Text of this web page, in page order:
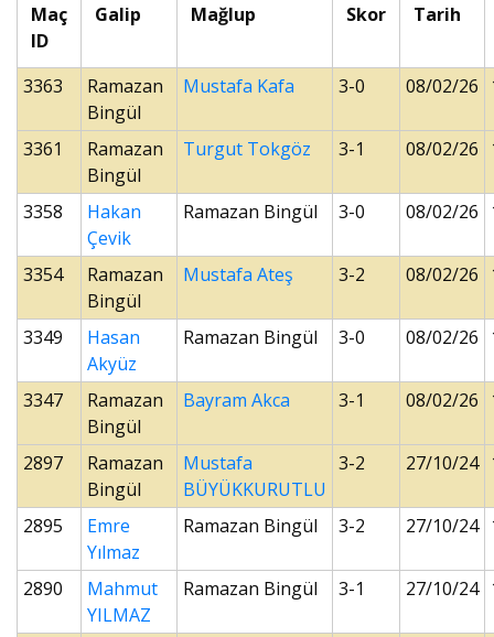
Maç
ID
Galip Mağlup Skor Tarih
3363
Ramazan
Bingül
Mustafa Kafa 3-0 08/02/26
3361
Ramazan
Bingül
Turgut Tokgöz 3-1 08/02/26
3358
Hakan
Çevik
Ramazan Bingül 3-0 08/02/26
3354
Ramazan
Bingül
Mustafa Ateş 3-2 08/02/26
3349
Hasan
Akyüz
Ramazan Bingül 3-0 08/02/26
3347
Ramazan
Bingül
Bayram Akca 3-1 08/02/26
2897
Ramazan
Bingül
Mustafa
BÜYÜKKURUTLU
3-2 27/10/24
2895
Emre
Yılmaz
Ramazan Bingül 3-2 27/10/24
2890
Mahmut
YILMAZ
Ramazan Bingül 3-1 27/10/24